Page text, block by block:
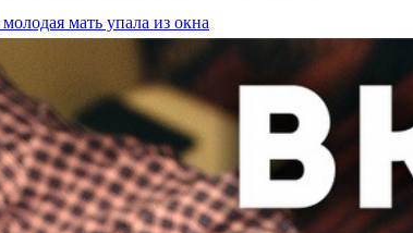
мать упала из окна